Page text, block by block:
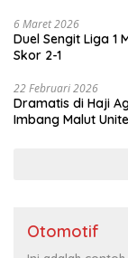
6 Maret 2026
Duel Sengit Liga 1
Skor 2-1
22 Februari 2026
Dramatis di Haji
Imbang Malut
Otomotif